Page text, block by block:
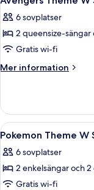
staden
alla
foton
för
Avengers
Theme
Near
Legoland,
Iskandar
Puteri
6 sovplatser
2 queensize-sängar
Gratis wi-fi
Mer information
Mer
Theme
W
Slide
Legoland,
Iskandar
Öppna
alla
foton
för
Pokemon
12
Pokemon Theme W
6 sovplatser
2 enkelsängar och
Gratis wi-fi